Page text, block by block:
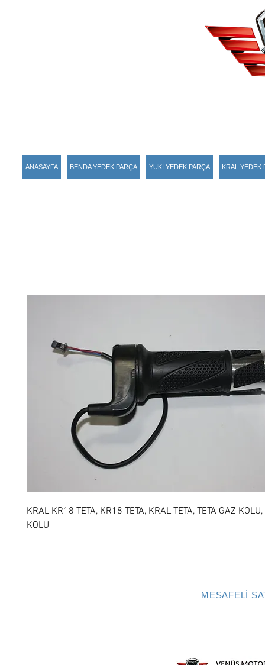
ANASAYFA BENDA YEDEK PARÇA YUKİ YEDEK PARÇA KRAL YEDEK
KRAL KR18 TETA, KR18 TETA, KRAL TETA, TETA GAZ
KOLU
MESAFELİ